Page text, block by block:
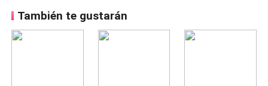
También te gustarán